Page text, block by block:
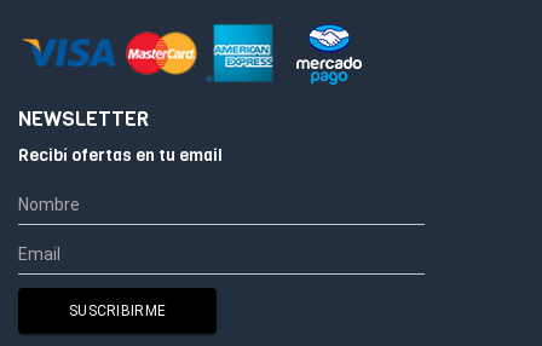
NEWSLETTER
Recibí ofertas en tu email